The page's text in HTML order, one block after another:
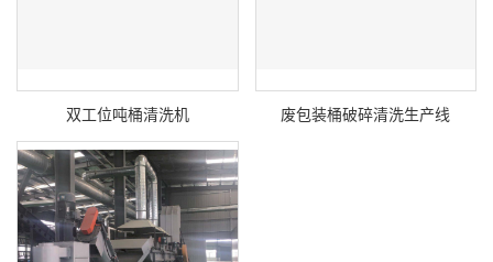
双工位吨桶清洗机 废包装桶破碎清洗生产线